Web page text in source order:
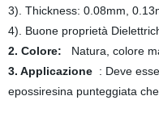
3). Thickness: 0.08mm,
4). Buone proprietà
2. Colore:
Natura, colore
3. Applicazione: Deve
epossiresina punteggiata